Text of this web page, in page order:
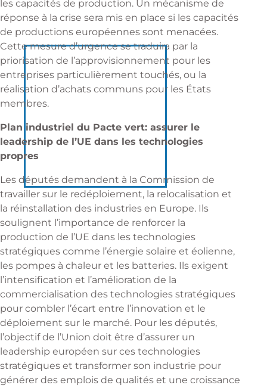
les capacités de production. Un mécanisme de
réponse à la crise sera mis en place si les capacités
de productions européennes sont menacées.
Cette mesure d’urgence se traduira par la
priorisation de l’approvisionnement pour les
entreprises particulièrement touchés, ou la
réalisation d’achats communs pour les États
membres.
Plan industriel du Pacte vert: assurer le
leadership de l’UE dans les technologies
propres
Les députés demandent à la Commission de
travailler sur le redéploiement, la relocalisation et
la réinstallation des industries en Europe. Ils
soulignent l’importance de renforcer la
production de l’UE dans les technologies
stratégiques comme l’énergie solaire et éolienne,
les pompes à chaleur et les batteries. Ils exigent
l’intensification et l’amélioration de la
commercialisation des technologies stratégiques
pour combler l’écart entre l’innovation et le
déploiement sur le marché. Pour les députés,
l’objectif de l’Union doit être d’assurer un
leadership européen sur ces technologies
stratégiques et transformer son industrie pour
générer des emplois de qualités et une croissance